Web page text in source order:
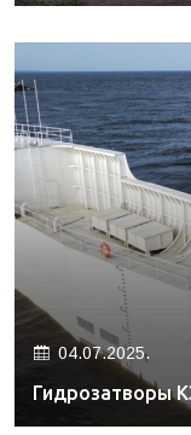
04.07.2025.
Гидрозатворы